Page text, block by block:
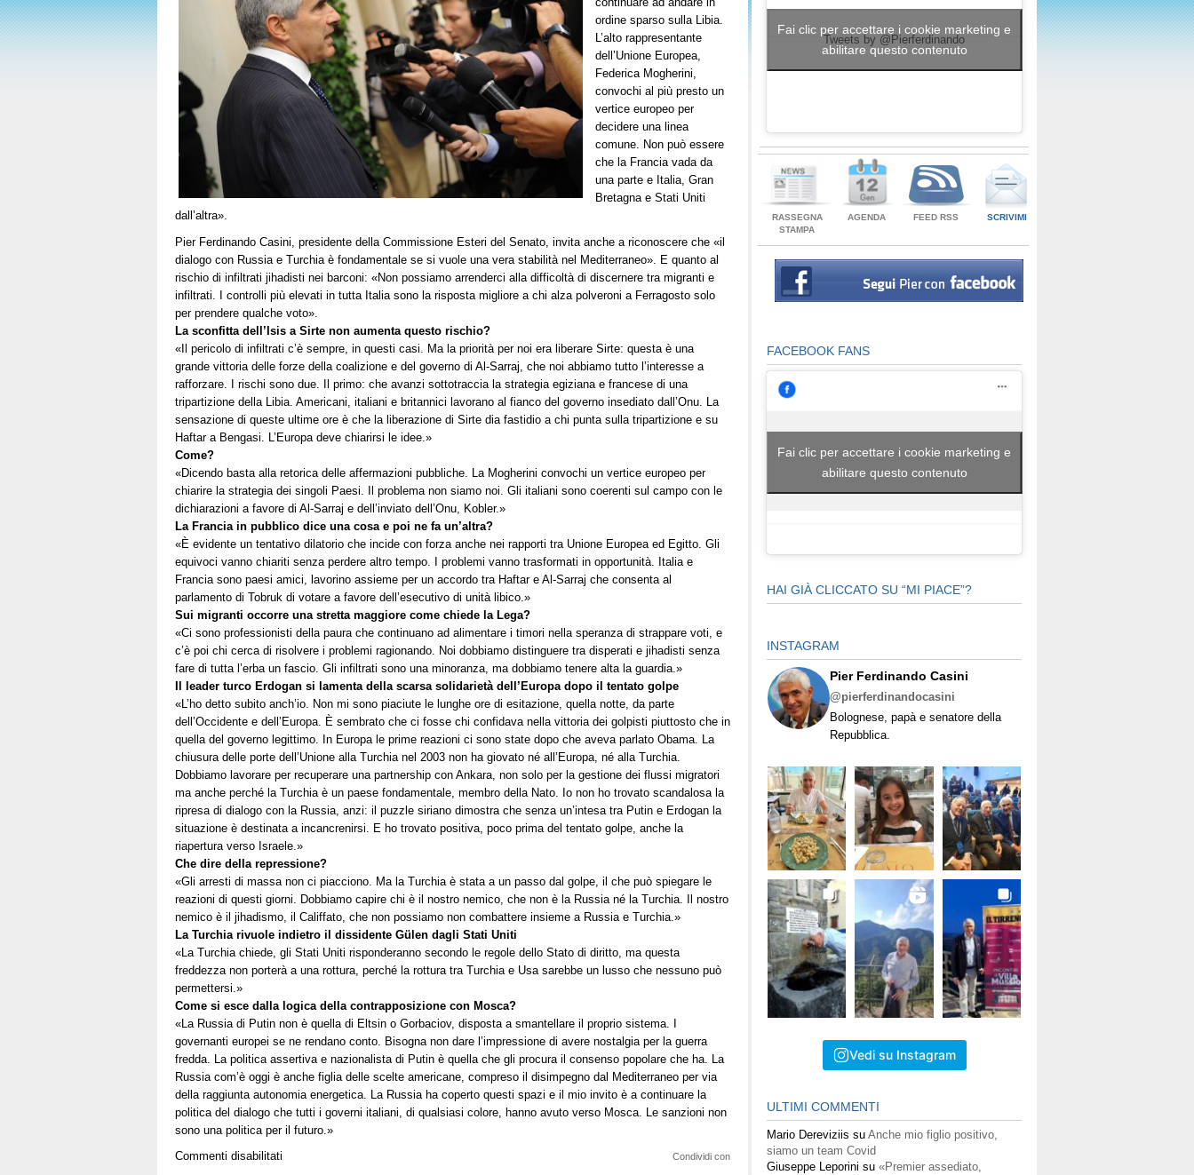
ordine sparso sulla Libia.
L’alto rappresentante
dell’Unione Europea,
Federica Mogherini,
convochi al più presto un
vertice europeo per
decidere una linea
comune. Non può essere
che la Francia vada da
una parte e Italia, Gran
Bretagna e Stati Uniti
dall’altra».
Pier Ferdinando Casini, presidente della Commissione Esteri del Senato, invita anche a riconoscere che «il
dialogo con Russia e Turchia è fondamentale se si vuole una vera stabilità nel Mediterraneo». E quanto al
rischio di infiltrati jihadisti nei barconi: «Non possiamo arrenderci alla difficoltà di discernere tra migranti e
infiltrati. I controlli più elevati in tutta Italia sono la risposta migliore a chi alza polveroni a Ferragosto solo
per prendere qualche voto».
La sconfitta dell’Isis a Sirte non aumenta questo rischio?
«Il pericolo di infiltrati c’è sempre, in questi casi. Ma la priorità per noi era liberare Sirte: questa è una
grande vittoria delle forze della coalizione e del governo di Al-Sarraj, che noi abbiamo tutto l’interesse a
rafforzare. I rischi sono due. Il primo: che avanzi sottotraccia la strategia egiziana e francese di una
tripartizione della Libia. Americani, italiani e britannici lavorano al fianco del governo insediato dall’Onu. La
sensazione di queste ultime ore è che la liberazione di Sirte dia fastidio a chi punta sulla tripartizione e su
Haftar a Bengasi. L’Europa deve chiarirsi le idee.»
Come?
«Dicendo basta alla retorica delle affermazioni pubbliche. La Mogherini convochi un vertice europeo per
chiarire la strategia dei singoli Paesi. Il problema non siamo noi. Gli italiani sono coerenti sul campo con le
dichiarazioni a favore di Al-Sarraj e dell’inviato dell’Onu, Kobler.»
La Francia in pubblico dice una cosa e poi ne fa un’altra?
«È evidente un tentativo dilatorio che incide con forza anche nei rapporti tra Unione Europea ed Egitto. Gli
equivoci vanno chiariti senza perdere altro tempo. I problemi vanno trasformati in opportunità. Italia e
Francia sono paesi amici, lavorino assieme per un accordo tra Haftar e Al-Sarraj che consenta al
parlamento di Tobruk di votare a favore dell’esecutivo di unità libico.»
Sui migranti occorre una stretta maggiore come chiede la Lega?
«Ci sono professionisti della paura che continuano ad alimentare i timori nella speranza di strappare voti, e
c’è poi chi cerca di risolvere i problemi ragionando. Noi dobbiamo distinguere tra disperati e jihadisti senza
fare di tutta l’erba un fascio. Gli infiltrati sono una minoranza, ma dobbiamo tenere alta la guardia.»
Il leader turco Erdogan si lamenta della scarsa solidarietà dell’Europa dopo il tentato golpe
«L’ho detto subito anch’io. Non mi sono piaciute le lunghe ore di esitazione, quella notte, da parte
dell’Occidente e dell’Europa. È sembrato che ci fosse chi confidava nella vittoria dei golpisti piuttosto che in
quella del governo legittimo. In Europa le prime reazioni ci sono state dopo che aveva parlato Obama. La
chiusura delle porte dell’Unione alla Turchia nel 2003 non ha giovato né all’Europa, né alla Turchia.
Dobbiamo lavorare per recuperare una partnership con Ankara, non solo per la gestione dei flussi migratori
ma anche perché la Turchia è un paese fondamentale, membro della Nato. Io non ho trovato scandalosa la
ripresa di dialogo con la Russia, anzi: il puzzle siriano dimostra che senza un’intesa tra Putin e Erdogan la
situazione è destinata a incancrenirsi. E ho trovato positiva, poco prima del tentato golpe, anche la
riapertura verso Israele.»
Che dire della repressione?
«Gli arresti di massa non ci piacciono. Ma la Turchia è stata a un passo dal golpe, il che può spiegare le
reazioni di questi giorni. Dobbiamo capire chi è il nostro nemico, che non è la Russia né la Turchia. Il nostro
nemico è il jihadismo, il Califfato, che non possiamo non combattere insieme a Russia e Turchia.»
La Turchia rivuole indietro il dissidente Gülen dagli Stati Uniti
«La Turchia chiede, gli Stati Uniti risponderanno secondo le regole dello Stato di diritto, ma questa
freddezza non porterà a una rottura, perché la rottura tra Turchia e Usa sarebbe un lusso che nessuno può
permettersi.»
Come si esce dalla logica della contrapposizione con Mosca?
«La Russia di Putin non è quella di Eltsin o Gorbaciov, disposta a smantellare il proprio sistema. I
governanti europei se ne rendano conto. Bisogna non dare l’impressione di avere nostalgia per la guerra
fredda. La politica assertiva e nazionalista di Putin è quella che gli procura il consenso popolare che ha. La
Russia com’è oggi è anche figlia delle scelte americane, compreso il disimpegno dal Mediterraneo per via
della raggiunta autonomia energetica. La Russia ha coperto questi spazi e il mio invito è a continuare la
politica del dialogo che tutti i governi italiani, di qualsiasi colore, hanno avuto verso Mosca. Le sanzioni non
sono una politica per il futuro.»
Commenti disabilitati
Condividi con
Tweets by @Pierferdinando
Fai clic per accettare i cookie marketing e
abilitare questo contenuto
RASSEGNA
STAMPA
AGENDA FEED RSS SCRIVIMI
FACEBOOK FANS
Fai clic per accettare i cookie marketing e
abilitare questo contenuto
HAI GIÀ CLICCATO SU “MI PIACE”?
INSTAGRAM
Pier Ferdinando Casini
@pierferdinandocasini
Bolognese, papà e senatore della
Repubblica.
Vedi su Instagram
ULTIMI COMMENTI
Mario Dereviziis su Anche mio figlio positivo,
siamo un team Covid
Giuseppe Leporini su «Premier assediato,